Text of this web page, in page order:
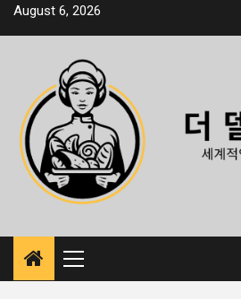
SkipAugust 6, 2026
Primary
Menu